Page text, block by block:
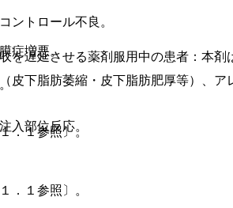
遅延させる薬剤服用中の患者：本剤
．１参照〕。
．１参照〕。
ントロール不良。
症増悪。
下脂肪萎縮・皮下脂肪肥厚等）、
入部位反応。